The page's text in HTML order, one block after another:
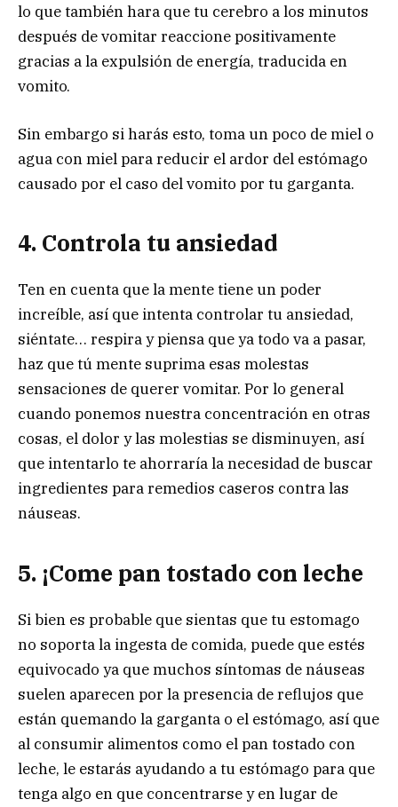
lo que también hara que tu cerebro a los minutos
después de vomitar reaccione positivamente
gracias a la expulsión de energía, traducida en
vomito.
Sin embargo si harás esto, toma un poco de miel o
agua con miel para reducir el ardor del estómago
causado por el caso del vomito por tu garganta.
4. Controla tu ansiedad
Ten en cuenta que la mente tiene un poder
increíble, así que intenta controlar tu ansiedad,
siéntate… respira y piensa que ya todo va a pasar,
haz que tú mente suprima esas molestas
sensaciones de querer vomitar. Por lo general
cuando ponemos nuestra concentración en otras
cosas, el dolor y las molestias se disminuyen, así
que intentarlo te ahorraría la necesidad de buscar
ingredientes para remedios caseros contra las
náuseas.
5. ¡Come pan tostado con leche
Si bien es probable que sientas que tu estomago
no soporta la ingesta de comida, puede que estés
equivocado ya que muchos síntomas de náuseas
suelen aparecen por la presencia de reflujos que
están quemando la garganta o el estómago, así que
al consumir alimentos como el pan tostado con
leche, le estarás ayudando a tu estómago para que
tenga algo en que concentrarse y en lugar de